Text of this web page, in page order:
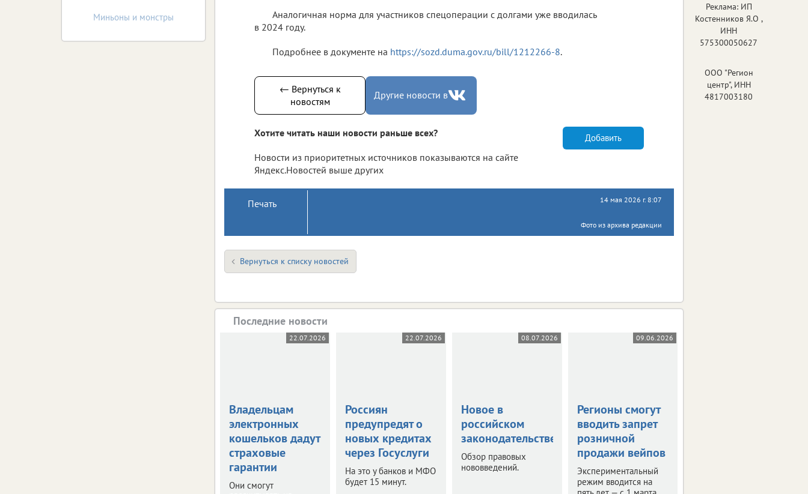
Аналогичная норма для участников спецоперации с долгами уже вводилась
в 2024 году.
Подробнее в документе на https://sozd.duma.gov.ru/bill/1212266-8.
← Вернуться к
новостям
Другие новости в
Хотите читать наши новости раньше всех?
Новости из приоритетных источников показываются на сайте
Яндекс.Новостей выше других
Добавить
Печать 14 мая 2026 г. 8:07
Фото из архива редакции
Вернуться к списку новостей
Последние новости
22.07.2026
Владельцам
электронных
кошельков дадут
страховые
гарантии
Они смогут
22.07.2026
Россиян
предупредят о
новых кредитах
через Госуслуги
На это у банков и МФО
будет 15 минут.
08.07.2026
Новое в
российском
законодательстве
Обзор правовых
нововведений.
09.06.2026
Регионы смогут
вводить запрет
розничной
продажи вейпов
Экспериментальный
режим вводится на
Миньоны и монстры
Реклама: ИП
Костенников Я.О ,
ИНН
575300050627
ООО "Регион
центр", ИНН
4817003180